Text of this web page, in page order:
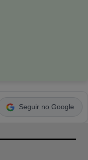
Seguir no Google